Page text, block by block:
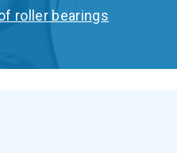
roller bearings